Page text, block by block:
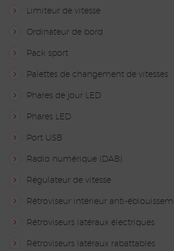
Limiteur de vitesse
Ordinateur de bord
Pack sport
Palettes de changement de vitesses
Phares de jour LED
Phares LED
Port USB
Radio numérique (DAB)
Régulateur de vitesse
Rétroviseur intérieur anti-
Rétroviseurs latéraux électriques
Rétroviseurs latéraux rabattables